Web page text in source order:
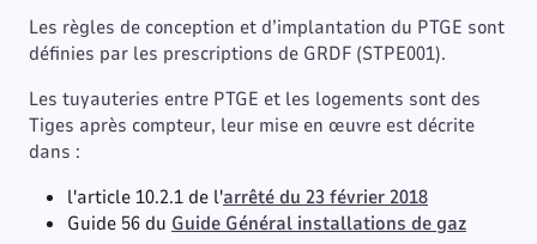
Les règles de conception et d’implantation du PTGE sont
définies par les prescriptions de GRDF (STPE001).
Les tuyauteries entre PTGE et les logements sont des
Tiges après compteur, leur mise en œuvre est décrite
dans :
l'article 10.2.1 de l'arrêté du 23 février 2018
Guide 56 du Guide Général installations de gaz